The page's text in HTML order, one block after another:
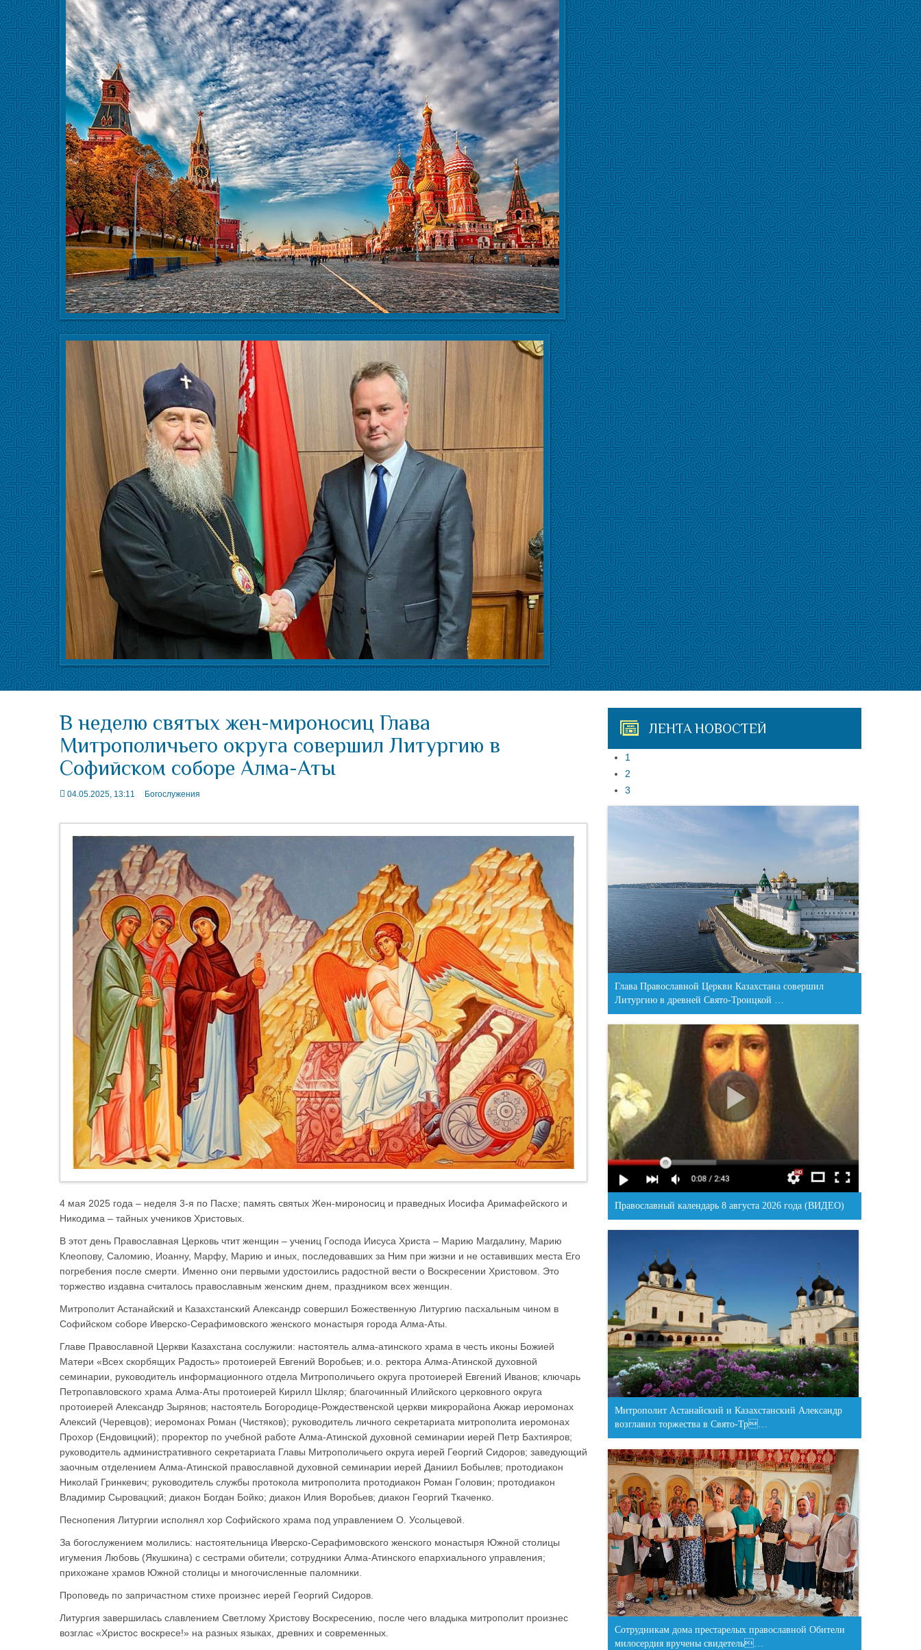
В неделю святых жен-мироносиц Глава
Митрополичьего округа совершил Литургию в
Софийском соборе Алма-Аты
04.05.2025, 13:11 Богослужения
4 мая 2025 года – неделя 3-я по Пасхе; память святых Жен-мироносиц и праведных Иосифа Аримафейского и
Никодима – тайных учеников Христовых.
В этот день Православная Церковь чтит женщин – учениц Господа Иисуса Христа – Марию Магдалину, Марию
Клеопову, Саломию, Иоанну, Марфу, Марию и иных, последовавших за Ним при жизни и не оставивших места Его
погребения после смерти. Именно они первыми удостоились радостной вести о Воскресении Христовом. Это
торжество издавна считалось православным женским днем, праздником всех женщин.
Митрополит Астанайский и Казахстанский Александр совершил Божественную Литургию пасхальным чином в
Софийском соборе Иверско-Серафимовского женского монастыря города Алма-Аты.
Главе Православной Церкви Казахстана сослужили: настоятель алма-атинского храма в честь иконы Божией
Матери «Всех скорбящих Радость» протоиерей Евгений Воробьев; и.о. ректора Алма-Атинской духовной
семинарии, руководитель информационного отдела Митрополичьего округа протоиерей Евгений Иванов; ключарь
Петропавловского храма Алма-Аты протоиерей Кирилл Шкляр; благочинный Илийского церковного округа
протоиерей Александр Зырянов; настоятель Богородице-Рождественской церкви микрорайона Акжар иеромонах
Алексий (Черевцов); иеромонах Роман (Чистяков); руководитель личного секретариата митрополита иеромонах
Прохор (Ендовицкий); проректор по учебной работе Алма-Атинской духовной семинарии иерей Петр Бахтияров;
руководитель административного секретариата Главы Митрополичьего округа иерей Георгий Сидоров; заведующий
заочным отделением Алма-Атинской православной духовной семинарии иерей Даниил Бобылев; протодиакон
Николай Гринкевич; руководитель службы протокола митрополита протодиакон Роман Головин; протодиакон
Владимир Сыровацкий; диакон Богдан Бойко; диакон Илия Воробьев; диакон Георгий Ткаченко.
Песнопения Литургии исполнял хор Софийского храма под управлением О. Усольцевой.
За богослужением молились: настоятельница Иверско-Серафимовского женского монастыря Южной столицы
игумения Любовь (Якушкина) с сестрами обители; сотрудники Алма-Атинского епархиального управления;
прихожане храмов Южной столицы и многочисленные паломники.
Проповедь по запричастном стихе произнес иерей Георгий Сидоров.
Литургия завершилась славлением Светлому Христову Воскресению, после чего владыка митрополит произнес
возглас «Христос воскресе!» на разных языках, древних и современных.
ЛЕНТА НОВОСТЕЙ
1
2
3
Глава Православной Церкви Казахстана совершил
Литургию в древней Свято-Троицкой …
Православный календарь 8 августа 2026 года (ВИДЕО)
Митрополит Астанайский и Казахстанский Александр
возглавил торжества в Свято-Тр…
Сотрудникам дома престарелых православной Обители
милосердия вручены свидетель…